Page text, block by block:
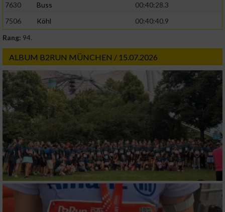
7630
Buss
00:40:28.3
7506
Köhl
00:40:40.9
Rang: 94.
ALBUM B2RUN MÜNCHEN / 15.07.2026
Entwicklung und Verbesserung der Angebote
Verwendung reduzierter Daten zur Auswahl
von Inhalten
IAB-Besonderheiten:
Verwendung genauer Standortdaten
Geräte anhand von aktiv angeforderten
Informationen identifizieren
Nicht-IAB-Verarbeitungszwecke:
Notwendig
Performance